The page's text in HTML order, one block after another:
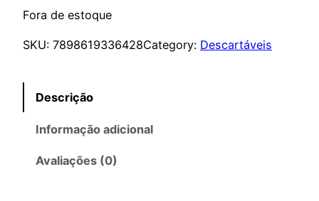
Fora de estoque
SKU: 7898619336428Category: Descartáveis
Descrição
Informação adicional
Avaliações (0)